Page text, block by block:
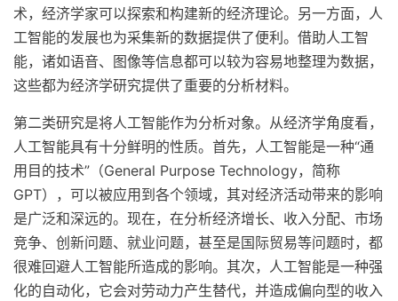
术，经济学家可以探索和构建新的经济理论。另一方面，人
工智能的发展也为采集新的数据提供了便利。借助人工智
能，诸如语音、图像等信息都可以较为容易地整理为数据，
这些都为经济学研究提供了重要的分析材料。
第二类研究是将人工智能作为分析对象。从经济学角度看，
人工智能具有十分鲜明的性质。首先，人工智能是一种“通
用目的技术”（General Purpose Technology，简称
GPT），可以被应用到各个领域，其对经济活动带来的影响
是广泛和深远的。现在，在分析经济增长、收入分配、市场
竞争、创新问题、就业问题，甚至是国际贸易等问题时，都
很难回避人工智能所造成的影响。其次，人工智能是一种强
化的自动化，它会对劳动力产生替代，并造成偏向型的收入